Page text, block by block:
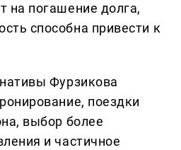
на погашение долга,
способна привести к
Фурзикова
поездки
выбор более
и частичное